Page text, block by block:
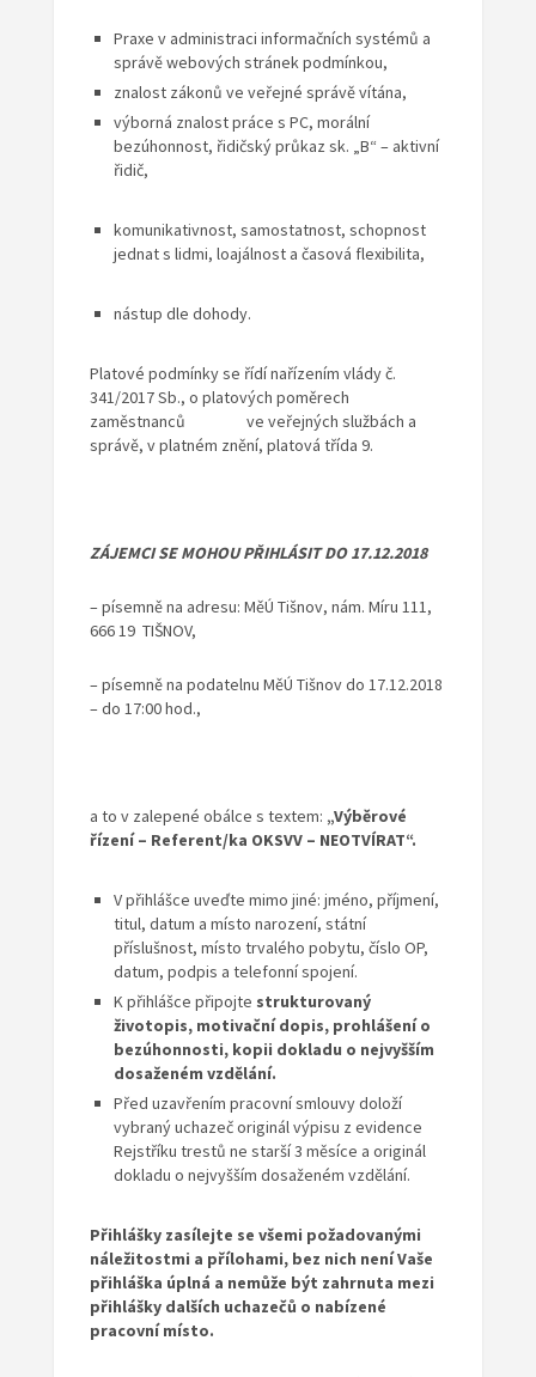
Praxe v administraci informačních systémů a
správě webových stránek podmínkou,
znalost zákonů ve veřejné správě vítána,
výborná znalost práce s PC, morální
bezúhonnost, řidičský průkaz sk. „B“ – aktivní
řidič,
komunikativnost, samostatnost, schopnost
jednat s lidmi, loajálnost a časová flexibilita,
nástup dle dohody.
Platové podmínky se řídí nařízením vlády č.
341/2017 Sb., o platových poměrech
zaměstnanců ve veřejných službách a
správě, v platném znění, platová třída 9.
ZÁJEMCI SE MOHOU PŘIHLÁSIT DO 17.12.2018
– písemně na adresu: MěÚ Tišnov, nám. Míru 111,
666 19 TIŠNOV,
– písemně na podatelnu MěÚ Tišnov do 17.12.2018
– do 17:00 hod.,
a to v zalepené obálce s textem: „Výběrové
řízení – Referent/ka OKSVV – NEOTVÍRAT“.
V přihlášce uveďte mimo jiné: jméno, příjmení,
titul, datum a místo narození, státní
příslušnost, místo trvalého pobytu, číslo OP,
datum, podpis a telefonní spojení.
K přihlášce připojte strukturovaný
životopis, motivační dopis, prohlášení o
bezúhonnosti, kopii dokladu o nejvyšším
dosaženém vzdělání.
Před uzavřením pracovní smlouvy doloží
vybraný uchazeč originál výpisu z evidence
Rejstříku trestů ne starší 3 měsíce a originál
dokladu o nejvyšším dosaženém vzdělání.
Přihlášky zasílejte se všemi požadovanými
náležitostmi a přílohami, bez nich není Vaše
přihláška úplná a nemůže být zahrnuta mezi
přihlášky dalších uchazečů o nabízené
pracovní místo.